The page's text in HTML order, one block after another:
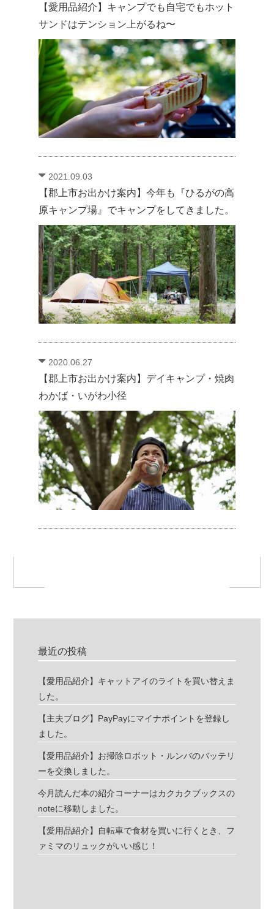
【愛用品紹介】キャンプでも自宅でもホット
サンドはテンション上がるね〜
2021.09.03
【郡上市お出かけ案内】今年も『ひるがの高
原キャンプ場』でキャンプをしてきました。
2020.06.27
【郡上市お出かけ案内】デイキャンプ・焼肉
わかば・いがわ小径
最近の投稿
【愛用品紹介】キャットアイのライトを買い替えま
した。
【主夫ブログ】PayPayにマイナポイントを登録し
ました。
【愛用品紹介】お掃除ロボット・ルンバのバッテリ
ーを交換しました。
今月読んだ本の紹介コーナーはカクカクブックスの
noteに移動しました。
【愛用品紹介】自転車で食材を買いに行くとき、フ
ァミマのリュックがいい感じ！